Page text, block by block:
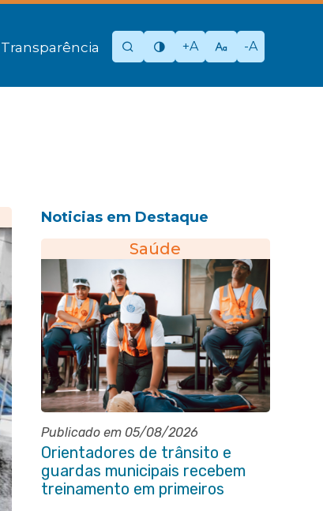
Transparência +A -A
Noticias em Destaque
Saúde
Publicado em 05/08/2026
Orientadores de trânsito e
guardas municipais recebem
treinamento em primeiros